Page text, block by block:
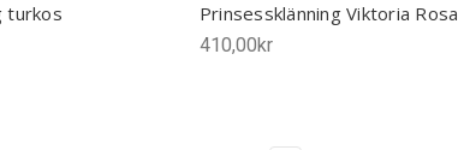
turkos Prinsessklänning Viktoria Rosa
410,00kr